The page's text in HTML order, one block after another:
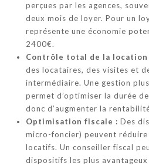
perçues par les agences,
deux mois de loyer. Pour un
représente une économie
2400€.
Contrôle total de la location
des locataires, des visites et
intermédiaire. Une gestion
permet d’optimiser la durée
donc d’augmenter la
Optimisation fiscale : Des
micro-foncier) peuvent réduire
locatifs. Un conseiller fiscal
dispositifs les plus